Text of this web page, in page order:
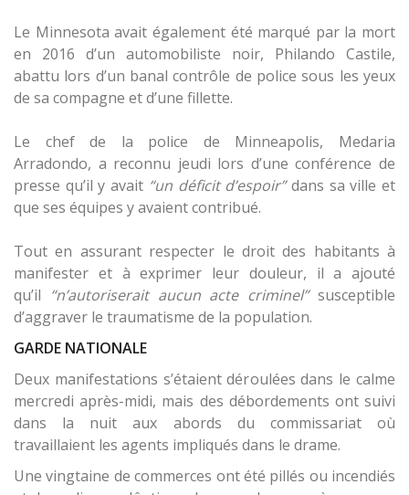
Le Minnesota avait également été marqué par la mort
en 2016 d’un automobiliste noir, Philando Castile,
abattu lors d’un banal contrôle de police sous les yeux
de sa compagne et d’une fillette.
Le chef de la police de Minneapolis, Medaria
Arradondo, a reconnu jeudi lors d’une conférence de
presse qu’il y avait “un déficit d’espoir”dans sa ville et
que ses équipes y avaient contribué.
Tout en assurant respecter le droit des habitants à
manifester et à exprimer leur douleur, il a ajouté
qu’il “n’autoriserait aucun acte criminel”susceptible
d’aggraver le traumatisme de la population.
GARDE NATIONALE
Deux manifestations s’étaient déroulées dans le calme
mercredi après-midi, mais des débordements ont suivi
dans la nuit aux abords du commissariat où
travaillaient les agents impliqués dans le drame.
Une vingtaine de commerces ont été pillés ou incendiés